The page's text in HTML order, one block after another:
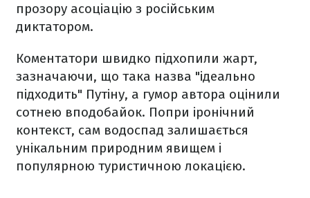
прозору асоціацію з російським
диктатором.
Коментатори швидко підхопили жарт,
зазначаючи, що така назва "ідеально
підходить" Путіну, а гумор автора оцінили
сотнею вподобайок. Попри іронічний
контекст, сам водоспад залишається
унікальним природним явищем і
популярною туристичною локацією.